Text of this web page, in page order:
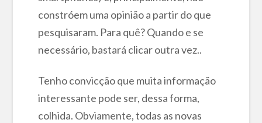
constróem uma opinião a partir do que
pesquisaram. Para quê? Quando e se
necessário, bastará clicar outra vez..
Tenho convicção que muita informação
interessante pode ser, dessa forma,
colhida. Obviamente, todas as novas